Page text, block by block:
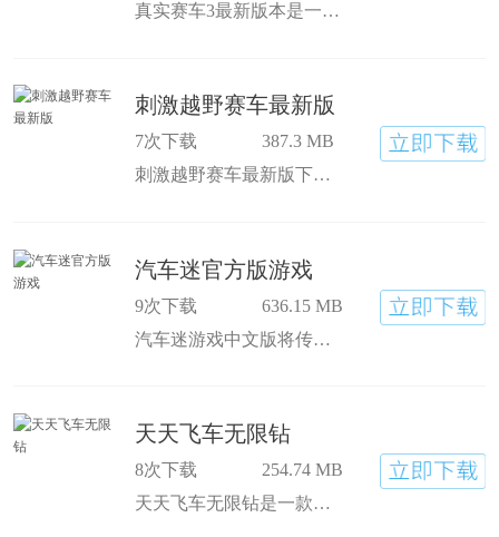
真实赛车3最新版本是一款刺激好玩的赛车竞速类手游，在真实赛车3最新版本中有着高清真实的画质，还有着造型各异的炫酷赛车，涵盖了22个汽车品牌，玩家喜欢的车辆品牌都可以在这里找
刺激越野赛车最新版
7次下载
387.3 MB
刺激越野赛车最新版下载是一款卡通风格的手机赛车游戏。刺激越野赛车最新安卓版在游戏中，玩家将驾驶越野车进行越野比赛。玩家需要通过稳定的驾驶将速度保持在较高的位置。游
汽车迷官方版游戏
9次下载
636.15 MB
汽车迷游戏中文版将传统华容道玩法改良后设置在现代化的停车场场景中，画面色彩丰富，车辆模型卡通有趣，相较于传统华容道更轻松有趣，汽车迷游戏下载安装后即可体验！
天天飞车无限钻
8次下载
254.74 MB
天天飞车无限钻是一款刺激好玩的赛车竞速手游，在天天飞车无限钻中有着精致细腻的游戏画质，造型各异的赛车，这些赛车的特性都不相同，玩家在游戏中还可以进行赛车改装